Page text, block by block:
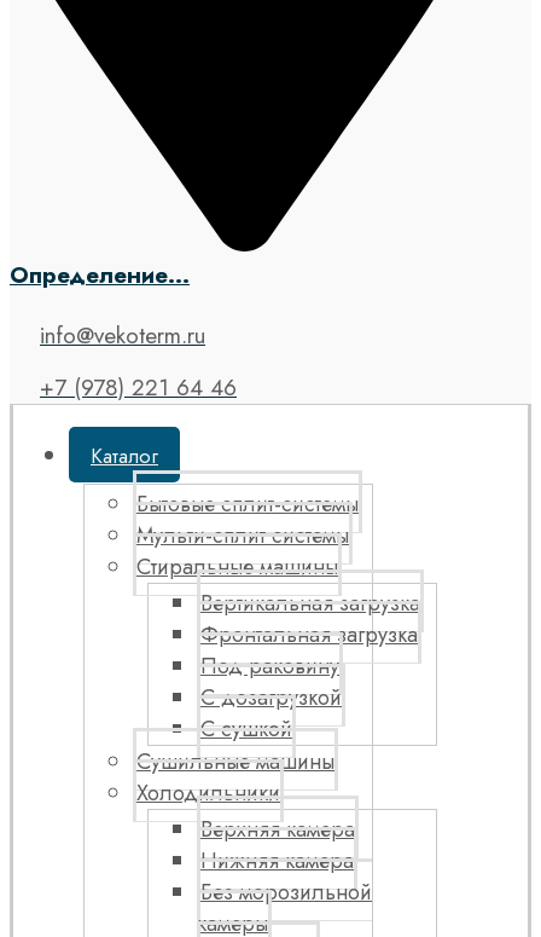
Определение...
info@vekoterm.ru
+7 (978) 221 64 46
Каталог
Бытовые сплит-системы
Мульти-сплит системы
Стиральные машины
Вертикальная загрузка
Фронтальная загрузка
Под раковину
С дозагрузкой
С сушкой
Сушильные машины
Холодильники
Верхняя камера
Нижняя камера
Без морозильной
камеры